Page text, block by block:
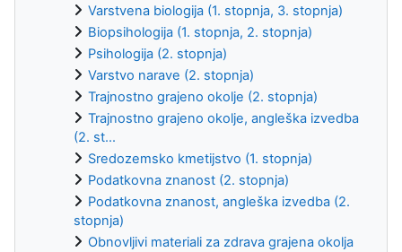
Varstvena biologija (1. stopnja, 3. stopnja)
Biopsihologija (1. stopnja, 2. stopnja)
Psihologija (2. stopnja)
Varstvo narave (2. stopnja)
Trajnostno grajeno okolje (2. stopnja)
Trajnostno grajeno okolje, angleška izvedba
(2. st...
Sredozemsko kmetijstvo (1. stopnja)
Podatkovna znanost (2. stopnja)
Podatkovna znanost, angleška izvedba (2.
stopnja)
Obnovljivi materiali za zdrava grajena okolja